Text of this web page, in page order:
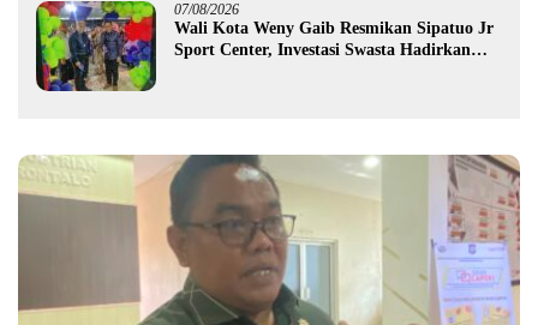
07/08/2026
Wali Kota Weny Gaib Resmikan Sipatuo Jr
Sport Center, Investasi Swasta Hadirkan